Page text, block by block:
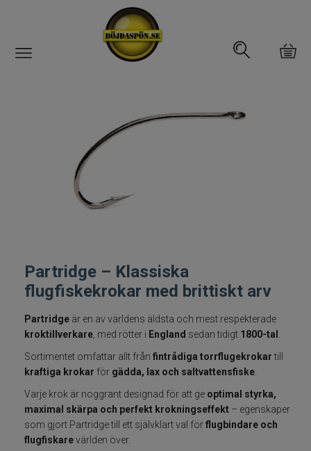
Fiskeset
Fiskedrag
Fiskelinor
Småplock
Tillbehör
Flugbindning
Partridge – Klassiska
flugfiskekrokar med brittiskt arv
Partridge är en av världens äldsta och mest respekterade
kroktillverkare , med rötter i England sedan tidigt 1800-tal
Sortimentet omfattar allt från fintrådiga torrflugekrokar till
kraftiga krokar för gädda, lax och saltvattensfiske
Varje krok är noggrant designad för att ge optimal styrka,
maximal skärpa och perfekt krokningseffekt – egenskaper
som gjort Partridge till ett självklart val förflugbindare och
flugfiskarevärlden över.